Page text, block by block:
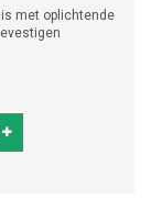
met oplichtende